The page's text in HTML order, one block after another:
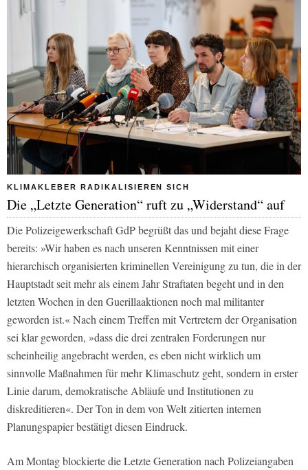
KLIMAKLEBER RADIKALISIEREN SICH
Die „Letzte Generation“ ruft zu „Widerstand“ auf
Die Polizeigewerkschaft GdP begrüßt das und bejaht diese Frage
bereits: »Wir haben es nach unseren Kenntnissen mit einer
hierarchisch organisierten kriminellen Vereinigung zu tun, die in der
Hauptstadt seit mehr als einem Jahr Straftaten begeht und in den
letzten Wochen in den Guerillaaktionen noch mal militanter
geworden ist.« Nach einem Treffen mit Vertretern der Organisation
sei klar geworden, »dass die drei zentralen Forderungen nur
scheinheilig angebracht werden, es eben nicht wirklich um
sinnvolle Maßnahmen für mehr Klimaschutz geht, sondern in erster
Linie darum, demokratische Abläufe und Institutionen zu
diskreditieren«. Der Ton in dem von Weltzitierten internen
Planungspapier bestätigt diesen Eindruck.
Am Montag blockierte die Letzte Generation nach Polizeiangaben